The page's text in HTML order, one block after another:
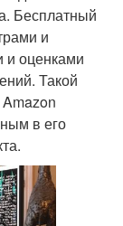
Бесплатный
и
и оценками
Такой
в его